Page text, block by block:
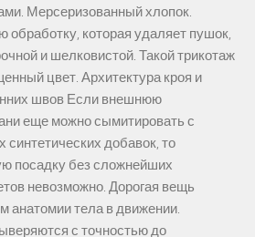
Мерсеризованный хлопок.
обработку, которая удаляет пушок,
и шелковистой. Такой трикотаж
цвет. Архитектура кроя и
швов Если внешнюю
еще можно сымитировать с
добавок, то
посадку без сложнейших
невозможно. Дорогая вещь
анатомии тела в движении.
с точностью до